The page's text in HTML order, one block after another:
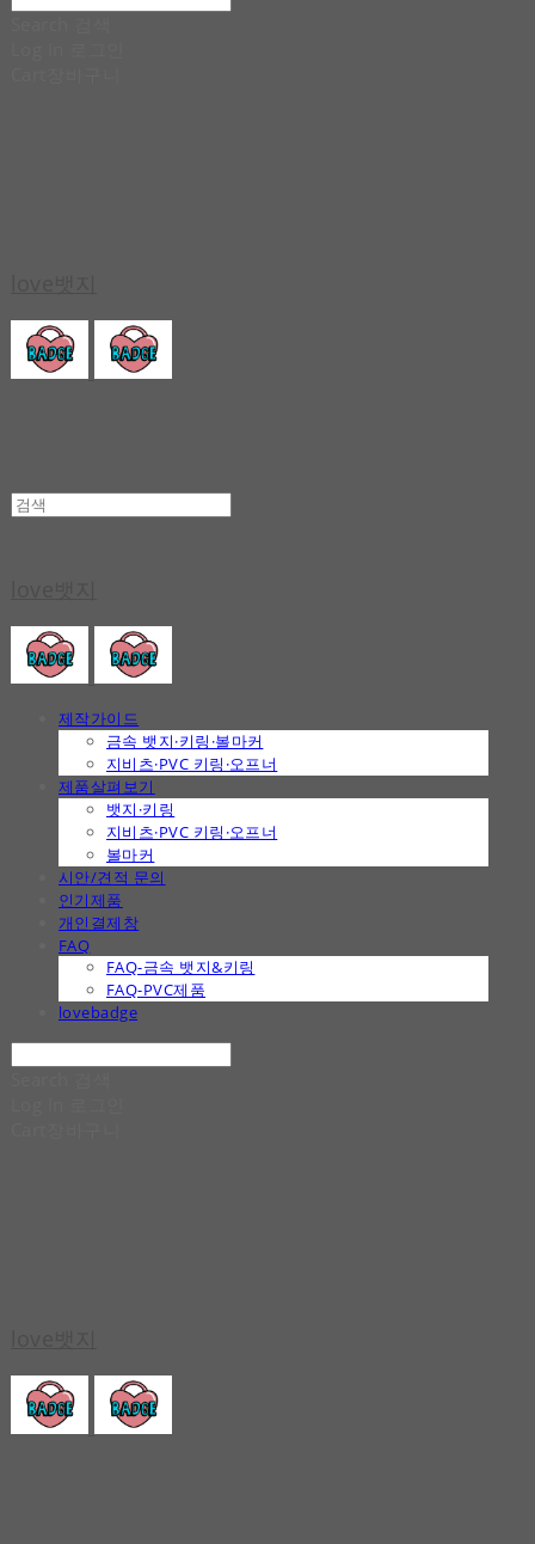
제작가이드
금속 뱃지·키링·볼마커
지비츠·PVC 키링·오프너
제품살펴보기
뱃지·키링
지비츠·PVC 키링·오프너
볼마커
시안/견적 문의
인기제품
개인결제창
FAQ
FAQ-금속 뱃지&키링
FAQ-PVC제품
lovebadge